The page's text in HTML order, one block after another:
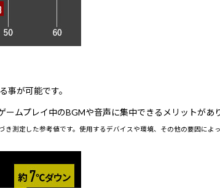
事が可能です。
ムプレイ中のBGMや音声に集中できるメリットがあり
測定した参考値です。使用するデバイスや環境、その他の要因によっ